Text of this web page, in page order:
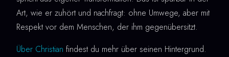
Art, wie er zuhört und nachfragt: ohne Umwege, aber mit
Respekt vor dem Menschen, der ihm gegenübersitzt.
Über Christian findest du mehr über seinen Hintergrund.